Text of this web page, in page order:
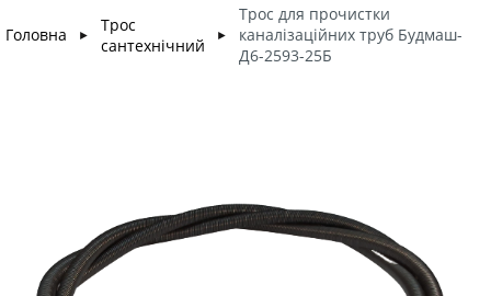
Головна ►
Трос
сантехнічний
►
Трос для прочистки
каналізаційних труб Будмаш-
Д6-2593-25Б